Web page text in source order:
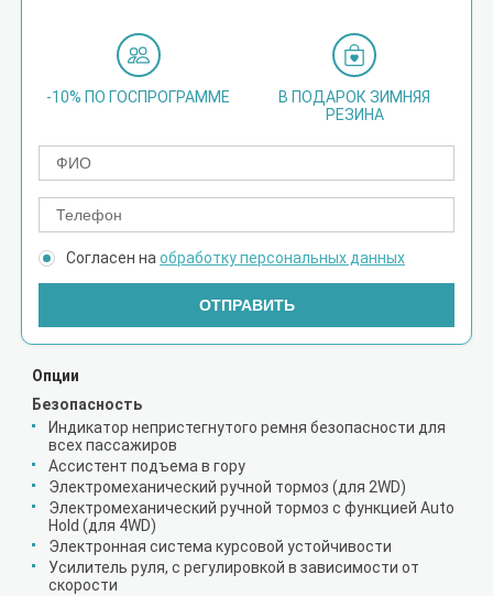
-10% ПО ГОСПРОГРАММЕ
В ПОДАРОК ЗИМНЯЯ
РЕЗИНА
Согласен на обработку персональных данных
ОТПРАВИТЬ
Опции
Безопасность
Индикатор непристегнутого ремня безопасности для
всех пассажиров
Ассистент подъема в гору
Электромеханический ручной тормоз (для 2WD)
Электромеханический ручной тормоз с функцией Auto
Hold (для 4WD)
Электронная система курсовой устойчивости
Усилитель руля, с регулировкой в зависимости от
скорости